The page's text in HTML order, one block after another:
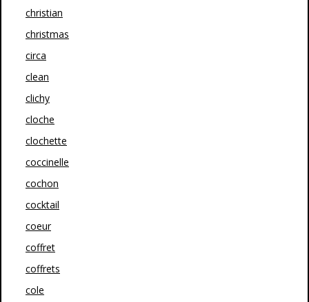
christian
christmas
circa
clean
clichy
cloche
clochette
coccinelle
cochon
cocktail
coeur
coffret
coffrets
cole